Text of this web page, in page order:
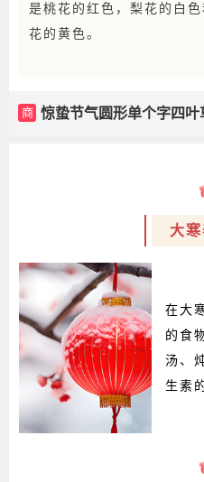
是桃花的红色，梨花的白色
花的黄色。
商 惊蛰节气圆形单个字四叶
大
在大
的食
汤、
生素